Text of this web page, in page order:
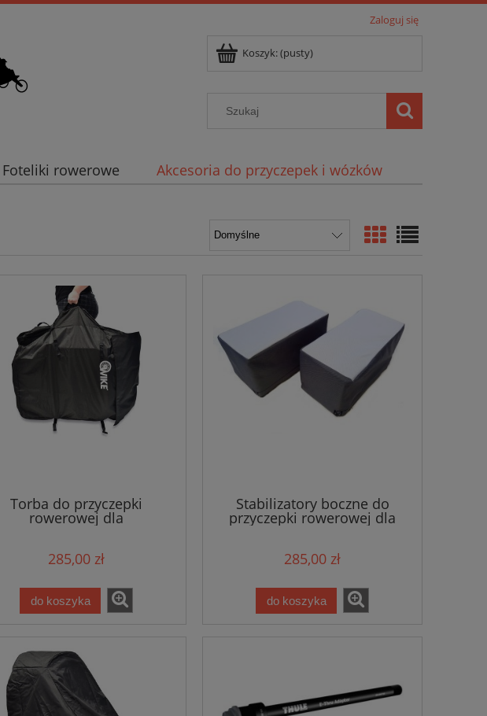
Zaloguj się
Koszyk:(pusty)
Foteliki rowerowe
Akcesoria do przyczepek i wózków
Torba do przyczepki
rowerowej dla
3w1 Wike
285,00 zł
do koszyka
Stabilizatory boczne do
przyczepki rowerowej dla
osób z niepełnosprawnością
285,00 zł
do koszyka